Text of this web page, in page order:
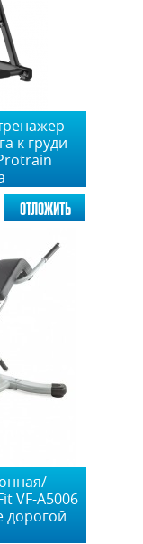
к груди
отложить
VF-A5006
дорогой